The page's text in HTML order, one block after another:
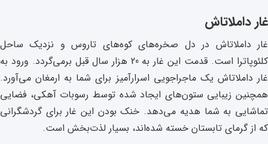
غار داملاتاش
غار داملاتاش در دل صخره‌های کوه‌های تاروس و نزدیک ساحل
کلئوپاترا است. قدمت این غار به 20 هزار سال قبل بر‌می‌گردد. ورود به
غار داملاتاش یک ماجراجویی اسرارآمیز برای شما به ارمغان می‌آورد.
همچنین زیبایی ستون‌های ایجاد شده توسط رسوبات آهکی، فضایی
تماشایی به شما هدیه می‌دهد. خنک بودن این غار برای گردشگرانی
که از گرمای تابستان خسته شده‌اند، بسیار لذت‌بخش است.